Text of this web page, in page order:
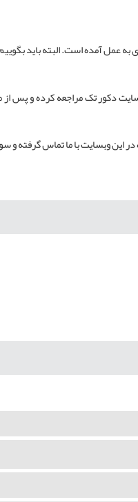
به عمل آمده است. البته باید
دکور تک مراجعه کرده و پس
این وبسایت با ما تماس